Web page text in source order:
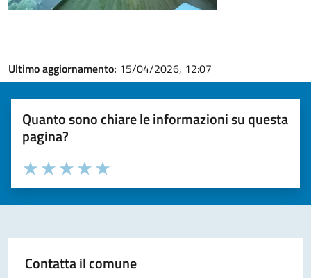
Ultimo aggiornamento: 15/04/2026, 12:07
Quanto sono chiare le informazioni su questa
pagina?
Valuta la chiarezza delle informazioni (da 1 a 5 stelle)
Seleziona il numero di stelle per valutare la chiarezza delle
Valuta 5 stelle su 5
Valuta 4 stelle su 5
Valuta 3 stelle su 5
Valuta 2 stelle su 5
Valuta 1 stelle su 5
Contatta il comune